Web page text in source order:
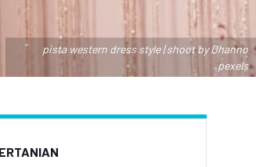
pista western dress style | shoot by Dhanno
.pexels